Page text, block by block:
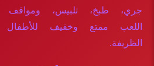
جري، طبخ، تلبيس، ومواقف
اللعب ممتع وخفيف
الظريفة.